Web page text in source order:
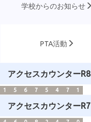
学校からのお知らせ
PTA活動
アクセスカウンターR8
1 5 6 7 5 4 7 1
アクセスカウンターR7